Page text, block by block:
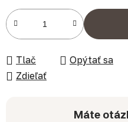
Jednotková cena:
Tlač Opýtať sa
Zdieľať
Máte